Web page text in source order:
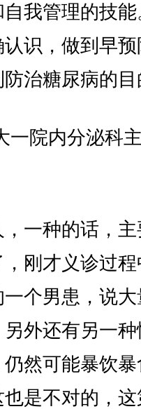
我管理的技
识，做到早
治糖尿病的
院内分泌科
一种的话，主
刚才义诊过
个男患，说
外还有另一
然可能暴饮
是不对的，